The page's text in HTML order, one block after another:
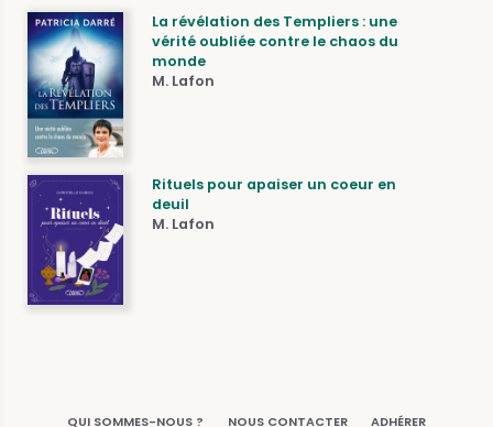
La révélation des Templiers : une
vérité oubliée contre le chaos du
monde
M. Lafon
Rituels pour apaiser un coeur en
deuil
M. Lafon
QUI SOMMES-NOUS ? NOUS CONTACTER ADHÉRER